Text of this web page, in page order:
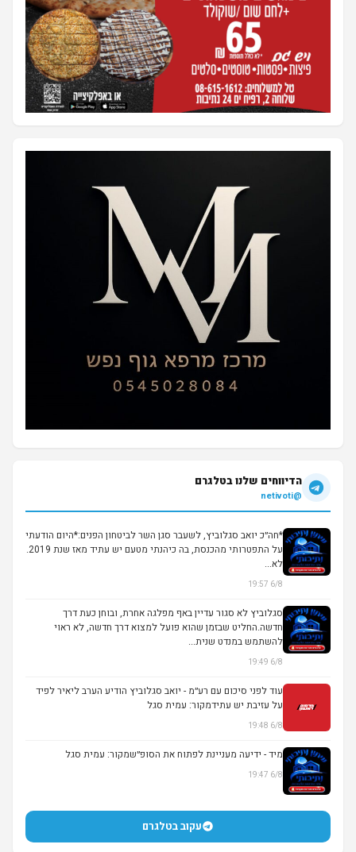
הדיווחים שלנו בטלגרם
@netivoti
*חה״כ יואב סגלוביץ, לשעבר סגן השר לביטחון הפנים:*היום הודעתי
על התפטרותי מהכנסת, בה כיהנתי מטעם יש עתיד מאז שנת 2019.
לא...
6/8 19:57
סגלוביץ לא סגור עדיין באף מפלגה אחרת, ובוחן כעת דרך
חדשה.החליט שבזמן שהוא פועל למצוא דרך חדשה, לא ראוי
להשתמש במנדט שנית...
6/8 19:49
עוד לפני סיכום עם רע״מ - יואב סגלוביץ הודיע הערב ליאיר לפיד
על עזיבת יש עתידמקור: עמית סגל
6/8 19:48
מיד - ידיעה מעניינת לפתוח את הסופ״שמקור: עמית סגל
6/8 19:47
עקוב בטלגרם